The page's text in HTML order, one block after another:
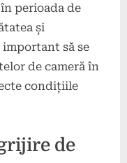
perioada de
și
important să se
de cameră în
condițiile
de